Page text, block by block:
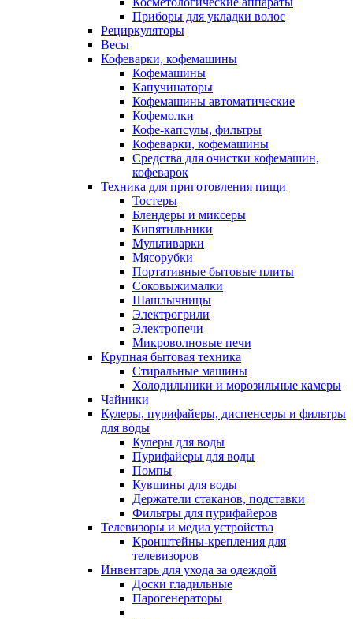
Приборы для укладки волос
Рециркуляторы
Весы
Кофеварки, кофемашины
Кофемашины
Капучинаторы
Кофемашины автоматические
Кофемолки
Кофе-капсулы, фильтры
Кофеварки, кофемашины
Средства для очистки кофемашин,
кофеварок
Техника для приготовления пищи
Тостеры
Блендеры и миксеры
Кипятильники
Мультиварки
Мясорубки
Портативные бытовые плиты
Соковыжималки
Шашлычницы
Электрогрили
Электропечи
Микроволновые печи
Крупная бытовая техника
Стиральные машины
Холодильники и морозильные камеры
Чайники
Кулеры, пурифайеры, диспенсеры и фильтры
для воды
Кулеры для воды
Пурифайеры для воды
Помпы
Кувшины для воды
Держатели стаканов, подставки
Фильтры для пурифайеров
Телевизоры и медиа устройства
Кронштейны-крепления для
телевизоров
Инвентарь для ухода за одеждой
Доски гладильные
Парогенераторы